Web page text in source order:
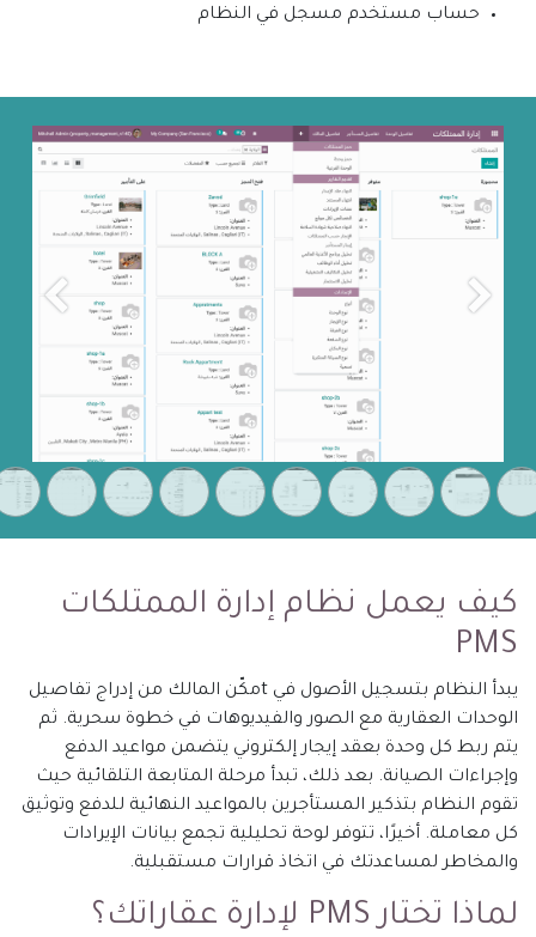
حساب مستخدم مسجل في النظام
Previous
Next
كيف يعمل نظام إدارة الممتلكات
PMS
يبدأ النظام بتسجيل الأصول في tمكّن المالك من إدراج تفاصيل
الوحدات العقارية مع الصور والفيديوهات في خطوة سحرية. ثم
يتم ربط كل وحدة بعقد إيجار إلكتروني يتضمن مواعيد الدفع
وإجراءات الصيانة. بعد ذلك، تبدأ مرحلة المتابعة التلقائية حيث
تقوم النظام بتذكير المستأجرين بالمواعيد النهائية للدفع وتوثيق
كل معاملة. أخيرًا، تتوفر لوحة تحليلية تجمع بيانات الإيرادات
والمخاطر لمساعدتك في اتخاذ قرارات مستقبلية.
لماذا تختار PMS لإدارة عقاراتك؟